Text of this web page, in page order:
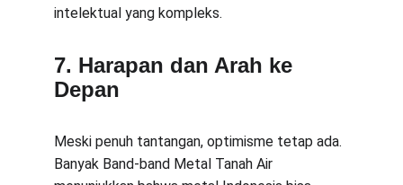
intelektual yang kompleks.
7. Harapan dan Arah ke
Depan
Meski penuh tantangan, optimisme tetap ada.
Banyak Band-band Metal Tanah Air